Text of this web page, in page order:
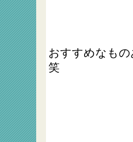
おすすめなも
笑